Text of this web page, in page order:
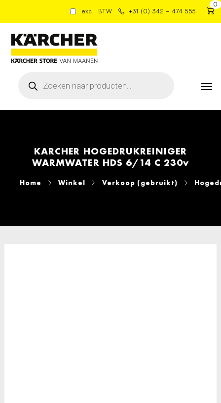
excl. BTW +31 (0) 342 – 474 555
0
zoeken
KARCHER HOGEDRUKREINIGER
WARMWATER HDS 6/14 C 230v
Home Winkel Verkoop (gebruikt)